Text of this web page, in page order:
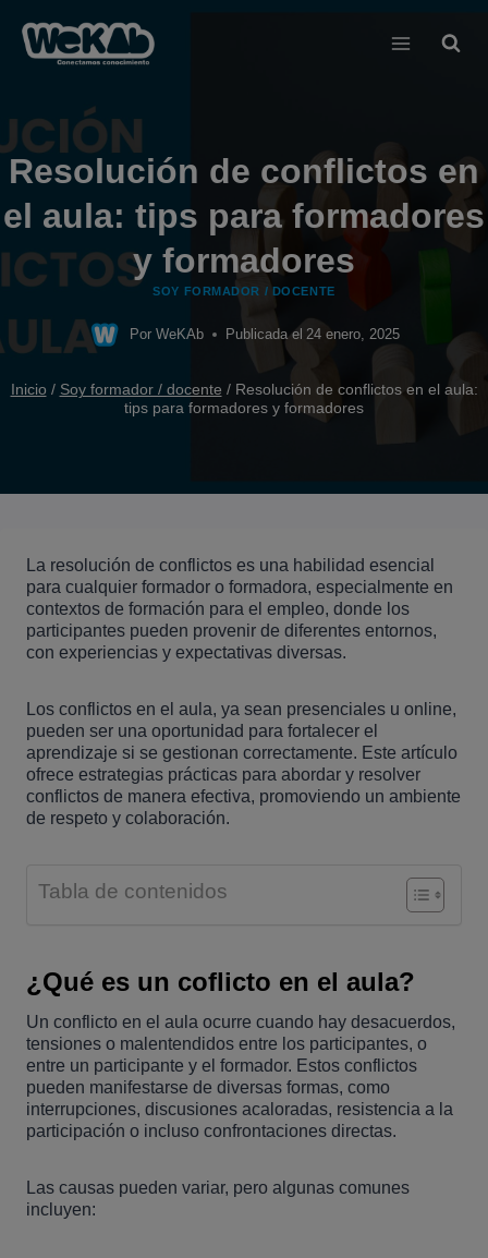
contenido
Resolución de conflictos en
el aula: tips para formadores
y formadores
SOY FORMADOR / DOCENTE
Por WeKAb Publicada el 24 enero, 2025
Inicio / Soy formador / docente / Resolución de conflictos en el aula:
tips para formadores y formadores
La resolución de conflictos es una habilidad esencial
para cualquier formador o formadora, especialmente en
contextos de formación para el empleo, donde los
participantes pueden provenir de diferentes entornos,
con experiencias y expectativas diversas.
Los conflictos en el aula, ya sean presenciales u online,
pueden ser una oportunidad para fortalecer el
aprendizaje si se gestionan correctamente. Este artículo
ofrece estrategias prácticas para abordar y resolver
conflictos de manera efectiva, promoviendo un ambiente
de respeto y colaboración.
Tabla de contenidos
¿Qué es un coflicto en el aula?
Un conflicto en el aula ocurre cuando hay desacuerdos,
tensiones o malentendidos entre los participantes, o
entre un participante y el formador. Estos conflictos
pueden manifestarse de diversas formas, como
interrupciones, discusiones acaloradas, resistencia a la
participación o incluso confrontaciones directas.
Las causas pueden variar, pero algunas comunes
incluyen: